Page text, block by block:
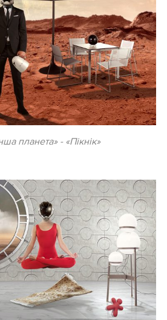
планета» - «Пікнік»